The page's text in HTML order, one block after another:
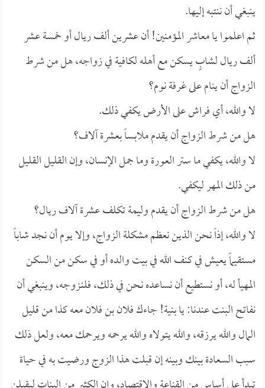
ينبغي أن ننتبه إليها.
ثم اعلموا يا معاشر المؤمنين! أن عشرين ألف ريال أو خمسة عشر
ألف ريال لشابٍ يسكن مع أهله لكافية في زواجه، هل من شرط
الزواج أن ينام على غرفة نوم؟
لا والله، أي فراش على الأرض يكفي ذلك.
هل من شرط الزواج أن يقدم ملابساً بعشرة آلاف؟
لا والله، يكفي ما ستر العورة وما جمل الإنسان، وإن القليل القليل
من ذلك المهر ليكفي.
هل من شرط الزواج أن يقدم وليمة تكلف عشرة آلاف ريال؟
لا والله، إذاً نحن الذين نعظم مشكلة الزواج، وإلا يوم أن نجد شاباً
مستقيماً يعيش في كنف الله في بيت والده أو في سكن من السكن
المهيأ له، أو نستطيع أن نساعده نحن في ذلك، فلنـزوجه، وينبغي أن
نفاتح البنت عندنا: يا بنية! جاءك فلان بن فلان معه كذا من قليل
المال والله يرزقه، والله يتولاه والله يرحمه ويرحمك معه، ولعل ذلك
سبب السعادة بينك وبينه إن قبلت هذا الزوج ورضيت به في حياة